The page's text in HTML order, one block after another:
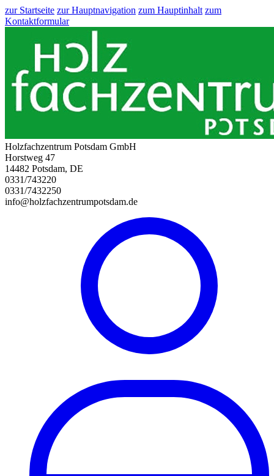
zur Startseite zur Hauptnavigation zum Hauptinhalt zum
Kontaktformular
Holzfachzentrum Potsdam GmbH
Horstweg 47
14482 Potsdam, DE
0331/743220
0331/7432250
info@holzfachzentrumpotsdam.de